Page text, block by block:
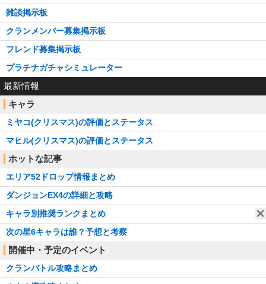
雑談掲示板
クランメンバー募集掲示板
フレンド募集掲示板
プラチナガチャシミュレーター
最新情報
キャラ
ミヤコ(クリスマス)の評価とステータス
マヒル(クリスマス)の評価とステータス
ホットな記事
エリア52ドロップ情報まとめ
ダンジョンEX4の詳細と攻略
キャラ別推奨ランクまとめ
次の星6キャラは誰？予想と考察
開催中・予定のイベント
クランバトル攻略まとめ